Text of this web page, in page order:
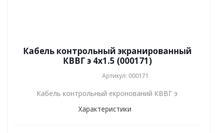
Кабель контрольный экранированный
КВВГ э 4x1.5 (000171)
Артикул: 000171
Кабель контрольный екронований КВВГ э
Характеристики